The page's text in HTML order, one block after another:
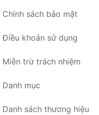
Chính sách bảo mật
Điều khoản sử dụng
Miễn trừ trách nhiệm
Danh mục
Danh sách thương hiệu